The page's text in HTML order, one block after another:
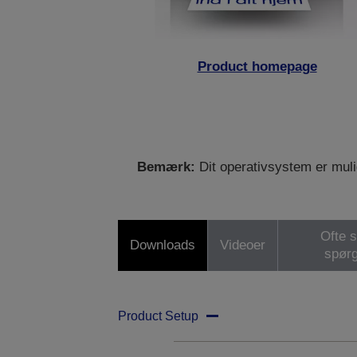
Product homepage
Bemærk: Dit operativsystem er
Downloads Videoer
Ofte
Product Setup